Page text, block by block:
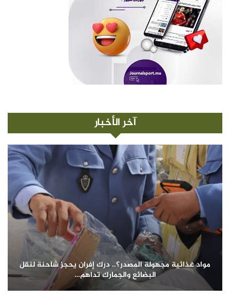
آخر الأخبار
مواد غذائية مجهولة المصدر؟.. درك إفران يحجز شاحنة لنقل
البضائع والجمارك تداهم…